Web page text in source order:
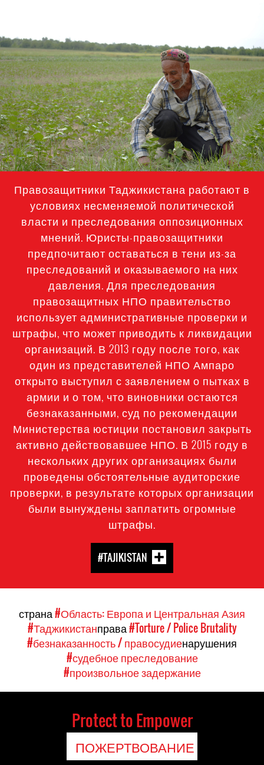
general-
context.jpg
Правозащитники Таджикистана работают в
условиях несменяемой политической
власти и преследования оппозиционных
мнений. Юристы-правозащитники
предпочитают оставаться в тени из-за
преследований и оказываемого на них
давления. Для преследования
правозащитных НПО правительство
использует административные проверки и
штрафы, что может приводить к ликвидации
организаций. В 2013 году после того, как
один из представителей НПО Ампаро
открыто выступил с заявлением о пытках в
армии и о том, что виновники остаются
безнаказанными, суд по рекомендации
Министерства юстиции постановил закрыть
активно действовавшее НПО. В 2015 году в
нескольких других организациях были
проведены обстоятельные аудиторские
проверки, в результате которых организации
были вынуждены заплатить огромные
штрафы.
#TAJIKISTAN
страна#Область: Европа и Центральная Азия
#Таджикистанправа#Torture / Police Brutality
#безнаказанность / правосудиенарушения
#судебное преследование
#произвольное задержание
Protect to Empower
ПОЖЕРТВОВАНИЕ